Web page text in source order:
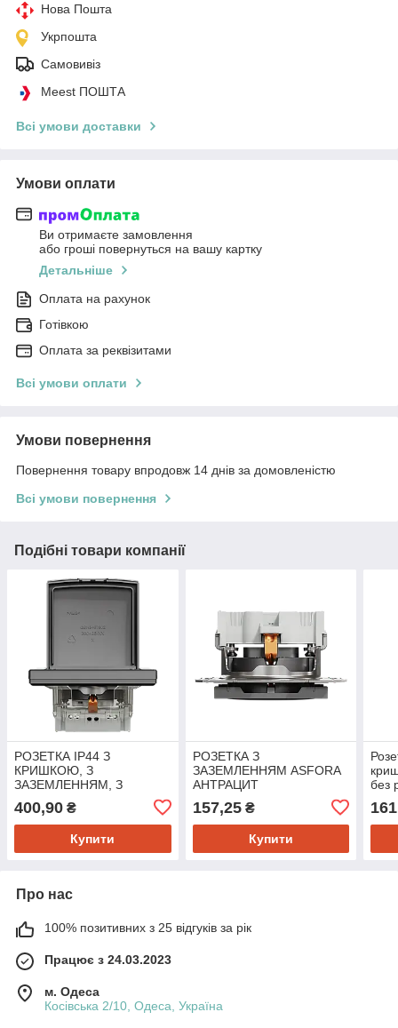
Нова Пошта
Укрпошта
Самовивіз
Meest ПОШТА
Всі умови доставки
Умови оплати
Ви отримаєте замовлення
або гроші повернуться на вашу картку
Детальніше
Оплата на рахунок
Готівкою
Оплата за реквізитами
Всі умови оплати
Умови повернення
Повернення товару впродовж 14 днів за домовленістю
Всі умови повернення
Подібні товари компанії
РОЗЕТКА IP44 З
КРИШКОЮ, З
ЗАЗЕМЛЕННЯМ, З
ЗАХИСНИМИ ШТОРКАМИ,
АНТРАЦИТ ASFORA
400,90 ₴
Купити
РОЗЕТКА З
ЗАЗЕМЛЕННЯМ ASFORA
АНТРАЦИТ
157,25₴
Купити
без
Про нас
100% позитивних з 25 відгуків за рік
Працює з 24.03.2023
м. Одеса
Косівська 2/10, Одеса, Україна